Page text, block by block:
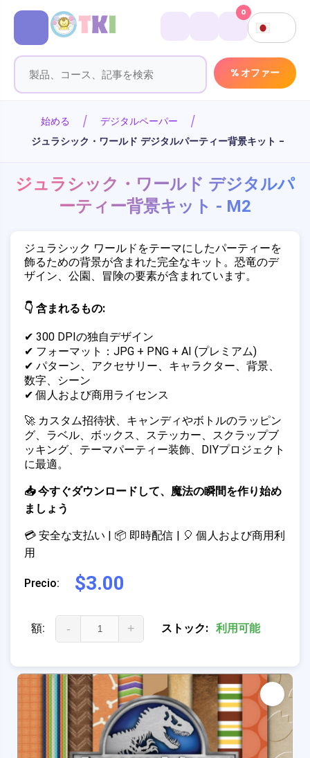
% オファー
0
始める
デジタルペーパー
ジュラシック・ワールド デジタルパーティー背景キット - M2
ジュラシック・ワールド デジタルパ
ーティー背景キット - M2
ジュラシック ワールドをテーマにしたパーティーを
飾るための背景が含まれた完全なキット。恐竜のデ
ザイン、公園、冒険の要素が含まれています。
👇 含まれるもの:
✔ 300 DPIの独自デザイン
✔ フォーマット：JPG + PNG + AI (プレミアム)
✔ パターン、アクセサリー、キャラクター、背景、
数字、シーン
✔ 個人および商用ライセンス
🚀 カスタム招待状、キャンディやボトルのラッピン
グ、ラベル、ボックス、ステッカー、スクラップブ
ッキング、テーマパーティー装飾、DIYプロジェクト
に最適。
📥 今すぐダウンロードして、魔法の瞬間を作り始め
ましょう
💳 安全な支払い | 📦 即時配信 | 🎈 個人および商用利
用
Precio: $3.00
額: - + ストック: 利用可能